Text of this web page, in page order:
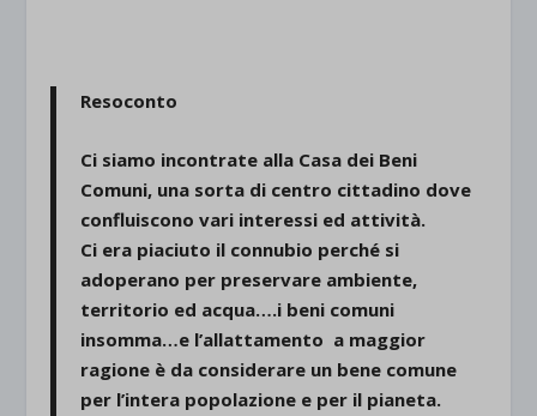
Resoconto
Ci siamo incontrate alla Casa dei Beni
Comuni, una sorta di centro cittadino dove
confluiscono vari interessi ed attività.
Ci era piaciuto il connubio perché si
adoperano per preservare ambiente,
territorio ed acqua….i beni comuni
insomma…e l’allattamento a maggior
ragione è da considerare un bene comune
per l’intera popolazione e per il pianeta.